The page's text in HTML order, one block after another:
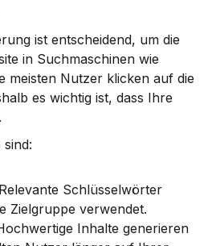
ist entscheidend, um die
in Suchmaschinen wie
meisten Nutzer klicken auf die
es wichtig ist, dass Ihre
Relevante Schlüsselwörter
Zielgruppe verwendet.
Inhalte generieren